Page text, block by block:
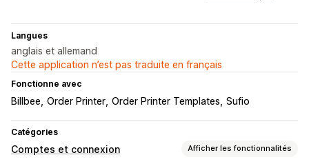
Langues
anglais et allemand
Cette application n’est pas traduite en français
Fonctionne avec
Billbee Order Printer Order Printer Templates Sufio
Catégories
Comptes et connexion Afficher les fonctionnalités